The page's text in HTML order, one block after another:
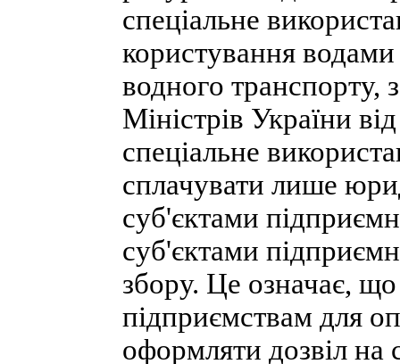
спеціальне
користування водами
водного транспорту,
Міністрів України
спеціальне
сплачувати лише
суб'єктами
суб'єктами
збору. Це означає,
підприємствам для
оформляти дозвіл на